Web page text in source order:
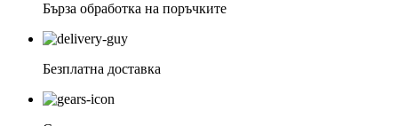
Бърза обработка на поръчките
Безплатна доставка